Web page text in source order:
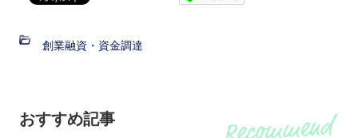
創業融資・資金調達
おすすめ記事